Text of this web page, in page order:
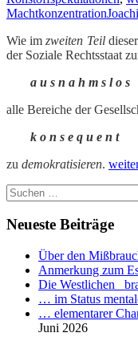
Machtkonzentration
Wie imzweiten Teil
der Soziale Rechtsstaat
a u s n a h m s l o s
alle Bereiche der
k o n s e q u e n t
zu demokratisieren.
real
_
Teil
IV.1:
des
Suchen
nach:
Neueste Beiträge
Über den
Anmerkung zum
Die Westlichen
… im Status
… elementarer
Juni 2026